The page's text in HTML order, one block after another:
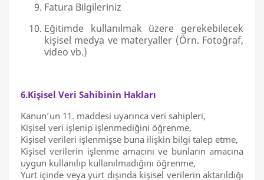
Fatura Bilgileriniz
Eğitimde kullanılmak üzere gerekebilecek
kişisel medya ve materyaller (Örn. Fotoğraf,
video vb.)
6.Kişisel Veri Sahibinin Hakları
Kanun’un 11. maddesi uyarınca veri sahipleri,
Kişisel veri işlenip işlenmediğini öğrenme,
Kişisel verileri işlenmişse buna ilişkin bilgi talep etme,
Kişisel verilerin işlenme amacını ve bunların amacına
uygun kullanılıp kullanılmadığını öğrenme,
Yurt içinde veya yurt dışında kişisel verilerin aktarıldığı